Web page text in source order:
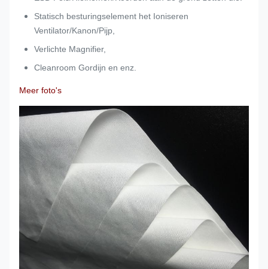
Statisch besturingselement het Ioniseren
Ventilator/Kanon/Pijp,
Verlichte Magnifier,
Cleanroom Gordijn en enz.
Meer foto's